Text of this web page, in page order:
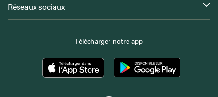
Réseaux sociaux
Télécharger notre app